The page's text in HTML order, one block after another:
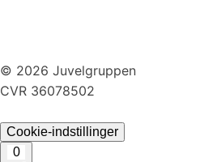
© 2026 Juvelgruppen
CVR 36078502
Cookie-indstillinger
0